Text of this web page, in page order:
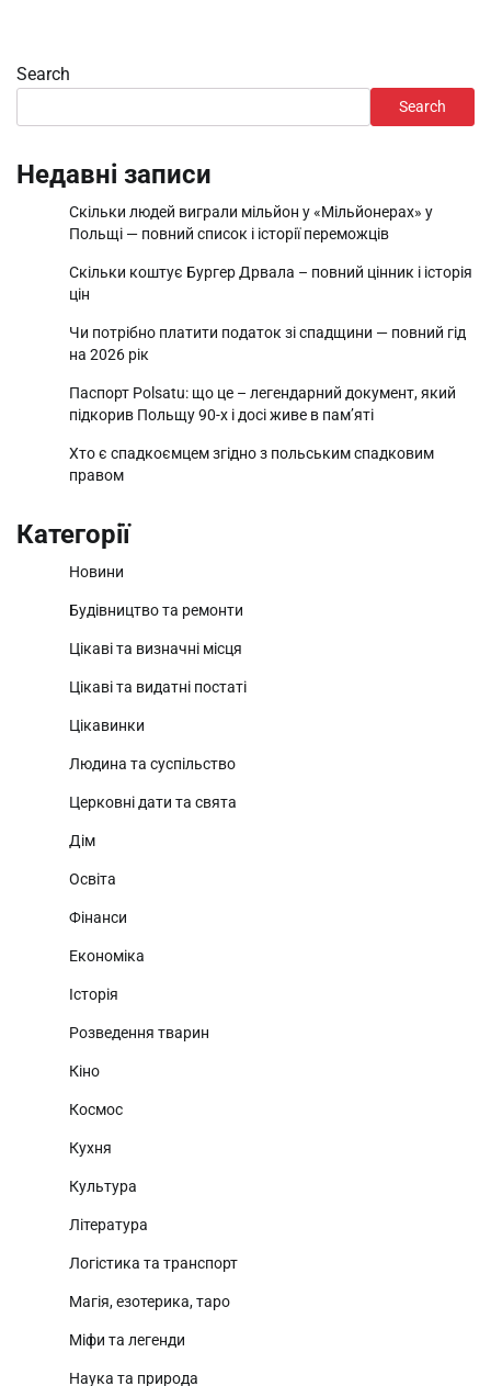
Search
Search
Недавні записи
Скільки людей виграли мільйон у «Мільйонерах» у
Польщі — повний список і історії переможців
Скільки коштує Бургер Дрвала – повний цінник і історія
цін
Чи потрібно платити податок зі спадщини — повний гід
на 2026 рік
Паспорт Polsatu: що це – легендарний документ, який
підкорив Польщу 90-х і досі живе в пам’яті
Хто є спадкоємцем згідно з польським спадковим
правом
Категорії
Новини
Будівництво та ремонти
Цікаві та визначні місця
Цікаві та видатні постаті
Цікавинки
Людина та суспільство
Церковні дати та свята
Дім
Освіта
Фінанси
Економіка
Історія
Розведення тварин
Кіно
Космос
Кухня
Культура
Література
Логістика та транспорт
Магія, езотерика, таро
Міфи та легенди
Наука та природа